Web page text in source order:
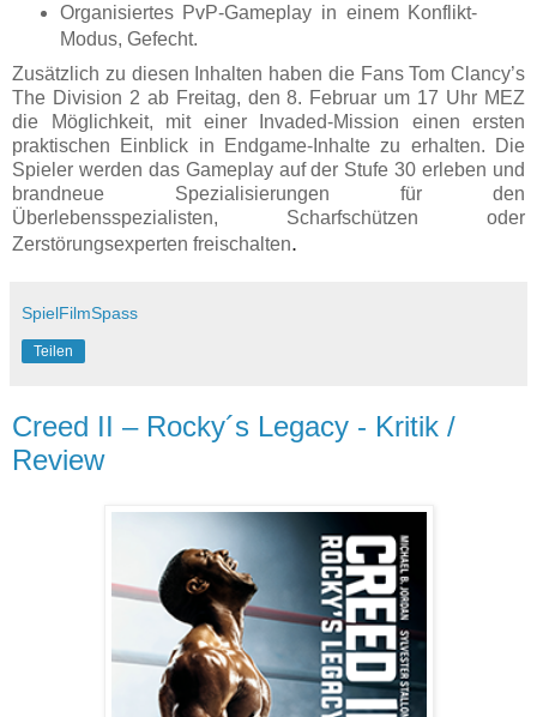
Organisiertes PvP-Gameplay in einem Konflikt-
Modus, Gefecht.
Zusätzlich zu diesen Inhalten haben die Fans Tom Clancy’s
The Division 2 ab Freitag, den 8. Februar um 17 Uhr MEZ
die Möglichkeit, mit einer Invaded-Mission einen ersten
praktischen Einblick in Endgame-Inhalte zu erhalten. Die
Spieler werden das Gameplay auf der Stufe 30 erleben und
brandneue Spezialisierungen für den
Überlebensspezialisten, Scharfschützen oder
Zerstörungsexperten freischalten.
SpielFilmSpass
Teilen
Creed II – Rocky´s Legacy - Kritik /
Review